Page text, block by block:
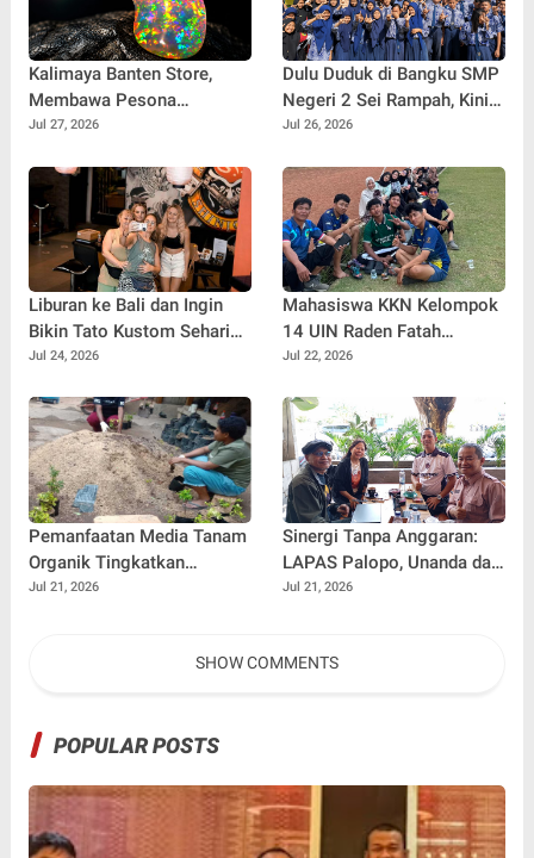
Kalimaya Banten Store,
Membawa Pesona
Kalimaya Banten
dan Internasional
Jul 27, 2026
Dulu Duduk di Bangku SMP
Negeri 2 Sei Rampah, Kini
Penulis Mulai Aja Dulu
sebagai Pemateri untuk
Menginspirasi Generasi
Muda
Jul 26, 2026
Liburan ke Bali dan Ingin
Bikin Tato Kustom Sehari
Jadi? Ini Panduannya
Jul 24, 2026
Mahasiswa KKN Kelompok
14 UIN Raden Fatah
Palembang Jalin
Warga Gunung Kemala
Lewat Sparing Sepak Bola
Jul 22, 2026
Pemanfaatan Media Tanam
Organik Tingkatkan
Keterampilan Masyarakat
Jul 21, 2026
Sinergi Tanpa Anggaran:
LAPAS Palopo, Unanda dan
LSM Wanua Lestari. Inisiasi
Jul 21, 2026
SHOW COMMENTS
POPULAR POSTS